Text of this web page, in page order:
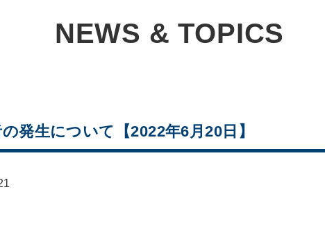
NEWS & TOPICS
発生について【2022年6月20日】